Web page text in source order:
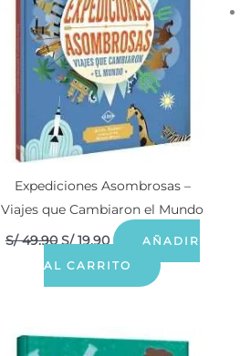
Expediciones Asombrosas –
Viajes que Cambiaron el Mundo
S/49.90 S/19.90
AÑADIR
AL CARRITO